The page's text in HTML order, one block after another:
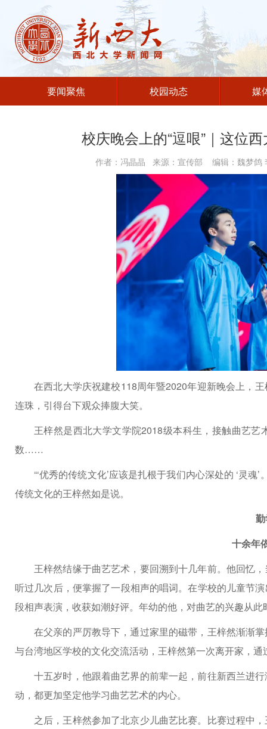
要闻聚焦 校园动态 媒
校庆晚会上的“逗哏”｜这位
作者：冯晶晶 来源：宣传部 编辑：魏梦
在西北大学庆祝建校118周年暨2020年迎新晚会上，
连珠，引得台下观众捧腹大笑。
王梓然是西北大学文学院2018级本科生，接触曲艺
数……
“‘优秀的传统文化’应该是扎根于我们内心深处的 ‘灵
传统文化的王梓然如是说。
十余年
王梓然结缘于曲艺艺术，要回溯到十几年前。他回忆
听过几次后，便掌握了一段相声的唱词。在学校的儿童节
段相声表演，收获如潮好评。年幼的他，对曲艺的兴趣从此
在父亲的严厉教导下，通过家里的磁带，王梓然渐渐
与台湾地区学校的文化交流活动，王梓然第一次离开家，
十五岁时，他跟着曲艺界的前辈一起，前往新西兰进
动，都更加坚定他学习曲艺艺术的内心。
之后，王梓然参加了北京少儿曲艺比赛。比赛过程中